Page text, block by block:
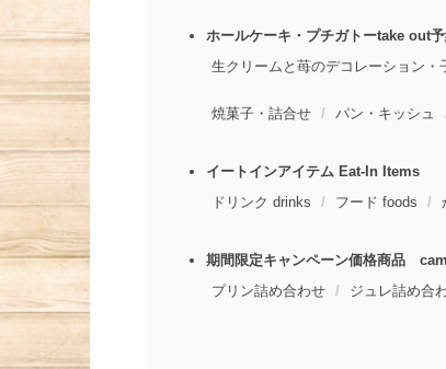
ホールケーキ・プチガトーtake out
生クリームと苺のデコレーション・
焼菓子・詰合せ パン・キッシュ
イートインアイテム Eat-In Items
ドリンク drinks
フード foods
期間限定キャンペーン価格商品
プリン詰め合わせ
ジュレ詰め合